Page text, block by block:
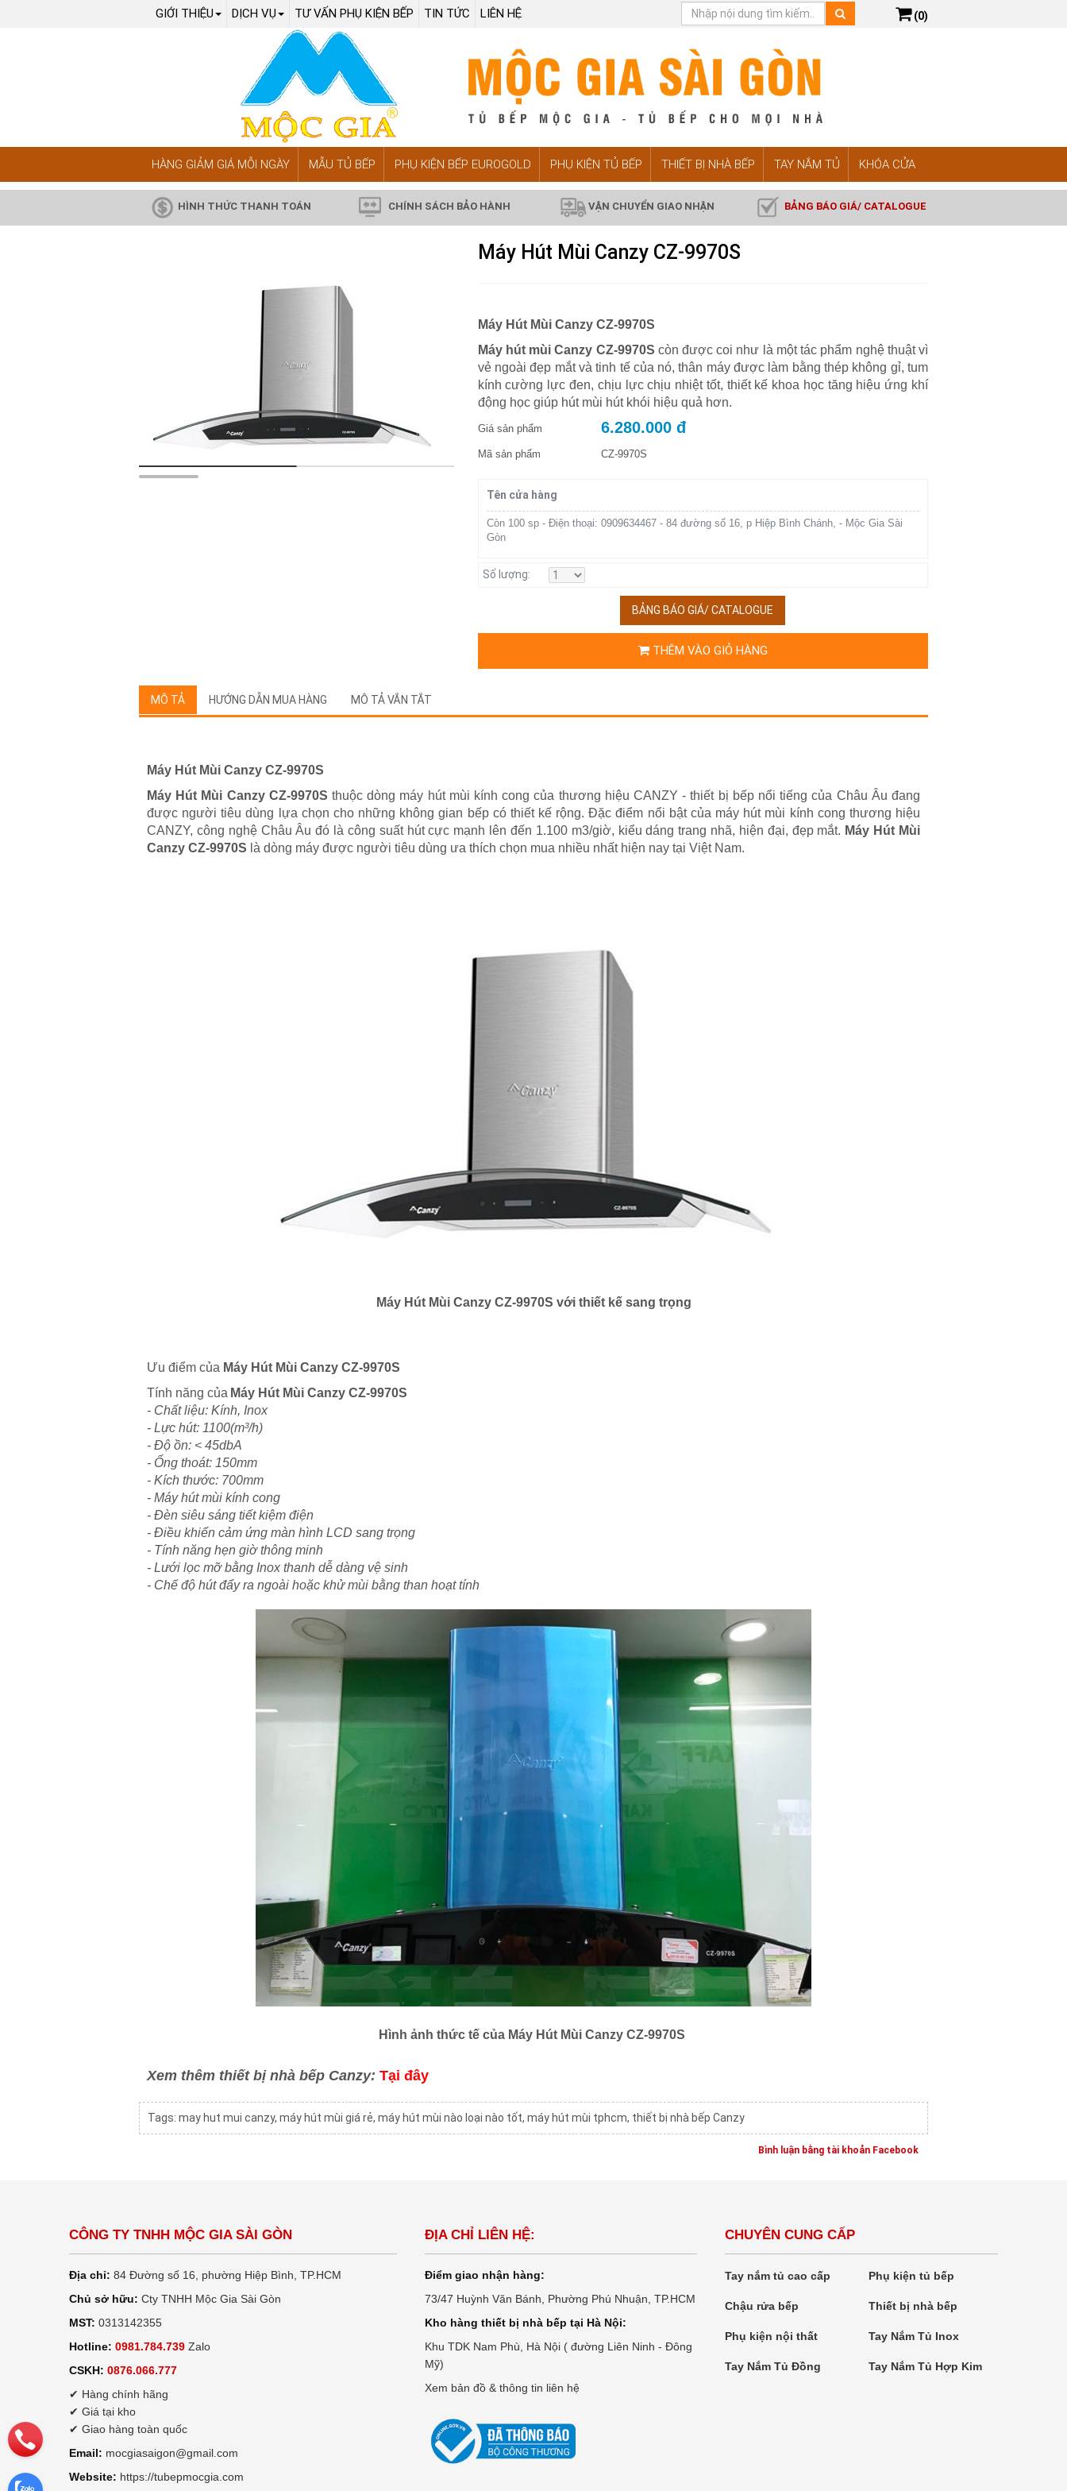
GIỚI THIỆU DỊCH VỤ TƯ VẤN PHỤ KIỆN BẾP TIN TỨC LIÊN HỆ (0)
HÀNG GIẢM GIÁ MỖI NGÀY MẪU TỦ BẾP PHỤ KIỆN BẾP EUROGOLD PHỤ KIỆN TỦ BẾP THIẾT BỊ NHÀ BẾP TAY NẮM TỦ KHÓA CỬA
HÌNH THỨC THANH TOÁN CHÍNH SÁCH BẢO HÀNH VẬN CHUYỂN GIAO NHẬN BẢNG BÁO GIÁ/ CATALOGUE
Máy Hút Mùi Canzy CZ-9970S
Máy Hút Mùi Canzy CZ-9970S
Máy hút mùi Canzy CZ-9970S còn được coi như là một tác phẩm nghệ thuật vì
vẻ ngoài đẹp mắt và tinh tế của nó, thân máy được làm bằng thép không gỉ, tum
kính cường lực đen, chịu lực chịu nhiệt tốt, thiết kế khoa học tăng hiệu ứng khí
động học giúp hút mùi hút khói hiệu quả hơn.
Giá sản phẩm 6.280.000 đ
Mã sản phẩm CZ-9970S
Tên cửa hàng
Còn 100 sp - Điện thoại: 0909634467 - 84 đường số 16, p Hiệp Bình Chánh, - Mộc Gia Sài
Gòn
Số lượng:
BẢNG BÁO GIÁ/ CATALOGUE
THÊM VÀO GIỎ HÀNG
MÔ TẢ HƯỚNG DẪN MUA HÀNG MÔ TẢ VẮN TẮT
Máy Hút Mùi Canzy CZ-9970S
Máy Hút Mùi Canzy CZ-9970S thuộc dòng máy hút mùi kính cong của thương hiệu CANZY - thiết bị bếp nổi tiếng của Châu Âu đang
được người tiêu dùng lựa chọn cho những không gian bếp có thiết kế rộng. Đặc điểm nổi bật của máy hút mùi kính cong thương hiệu
CANZY, công nghệ Châu Âu đó là công suất hút cực mạnh lên đến 1.100 m3/giờ, kiểu dáng trang nhã, hiện đại, đẹp mắt. Máy Hút Mùi
Canzy CZ-9970S là dòng máy được người tiêu dùng ưa thích chọn mua nhiều nhất hiện nay tại Việt Nam.
Máy Hút Mùi Canzy CZ-9970S với thiết kế sang trọng
Ưu điểm của Máy Hút Mùi Canzy CZ-9970S
Tính năng của Máy Hút Mùi Canzy CZ-9970S
- Chất liệu: Kính, Inox
- Lực hút: 1100(m³/h)
- Độ ồn: < 45dbA
- Ống thoát: 150mm
- Kích thước: 700mm
- Máy hút mùi kính cong
- Đèn siêu sáng tiết kiệm điện
- Điều khiển cảm ứng màn hình LCD sang trọng
- Tính năng hẹn giờ thông minh
- Lưới lọc mỡ bằng Inox thanh dễ dàng vệ sinh
- Chế độ hút đẩy ra ngoài hoặc khử mùi bằng than hoạt tính
Hình ảnh thức tế của Máy Hút Mùi Canzy CZ-9970S
Xem thêm thiết bị nhà bếp Canzy: Tại đây
Tags: may hut mui canzy, máy hút mùi giá rẻ, máy hút mùi nào loại nào tốt, máy hút mùi tphcm, thiết bị nhà bếp Canzy
Bình luận bằng tài khoản Facebook
CÔNG TY TNHH MỘC GIA SÀI GÒN
Địa chỉ: 84 Đường số 16, phường Hiệp Bình, TP.HCM
Chủ sở hữu: Cty TNHH Mộc Gia Sài Gòn
MST: 0313142355
Hotline: 0981.784.739 Zalo
CSKH: 0876.066.777
✔ Hàng chính hãng
✔ Giá tại kho
✔ Giao hàng toàn quốc
Email: mocgiasaigon@gmail.com
Website: https://tubepmocgia.com
ĐỊA CHỈ LIÊN HỆ:
Điểm giao nhận hàng:
73/47 Huỳnh Văn Bánh, Phường Phú Nhuận, TP.HCM
Kho hàng thiết bị nhà bếp tại Hà Nội:
Khu TDK Nam Phù, Hà Nội ( đường Liên Ninh - Đông
Mỹ)
Xem bản đồ & thông tin liên hệ
CHUYÊN CUNG CẤP
Tay nắm tủ cao cấp Phụ kiện tủ bếp
Chậu rửa bếp Thiết bị nhà bếp
Phụ kiện nội thất Tay Nắm Tủ Inox
Tay Nắm Tủ Đồng Tay Nắm Tủ Hợp Kim